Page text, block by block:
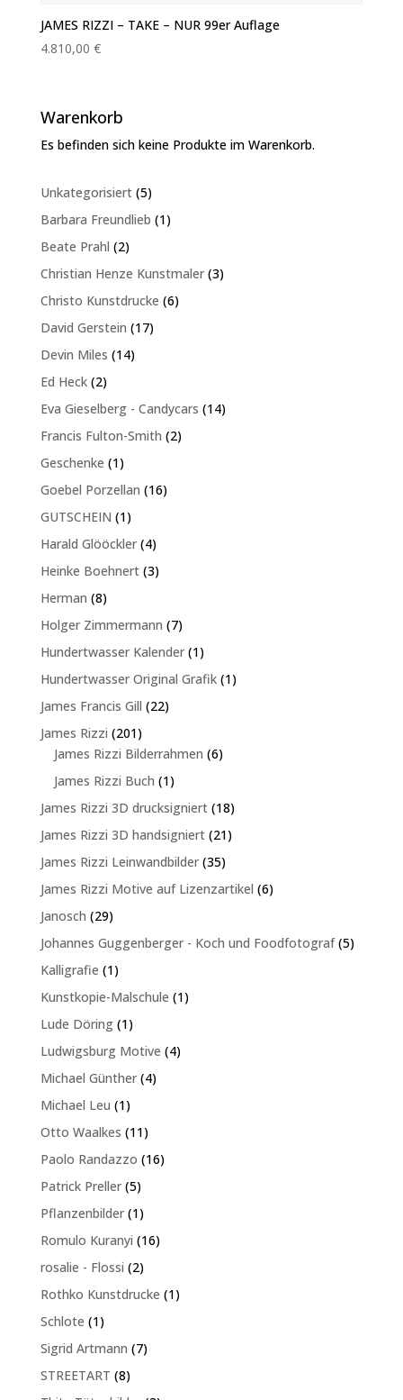
JAMES RIZZI – TAKE – NUR 99er Auflage
4.810,00 €
Warenkorb
Es befinden sich keine Produkte im Warenkorb.
Unkategorisiert 55
Produkte
Barbara Freundlieb 11
Beate Prahl 22
Produkte
Christian Henze Kunstmaler 33
Christo Kunstdrucke 66
David Gerstein 1717
Devin Miles 1414
Ed Heck 22
Produkte
Eva Gieselberg - Candycars 1414
Francis Fulton-Smith 22
Geschenke 11
Produkt
Goebel Porzellan 1616
GUTSCHEIN 11
Produkt
Harald Glööckler 44
Produkte
Heinke Boehnert 33
Herman 88
Holger Zimmermann 77
Produkte
Hundertwasser Kalender 11
Produkt
Hundertwasser Original Grafik 11
James Francis Gill 2222
James Rizzi 201201
Produkte
James Rizzi Bilderrahmen 66
James Rizzi Buch 11
Produkt
James Rizzi 3D drucksigniert 1818
Produkte
James Rizzi 3D handsigniert 2121
James Rizzi Leinwandbilder 3535
Produkte
James Rizzi Motive auf Lizenzartikel 66
Janosch 2929
Produkte
Johannes Guggenberger - Koch und Foodfotograf 55
Kalligrafie 11
Produkt
Kunstkopie-Malschule 11
Lude Döring 11
Produkt
Ludwigsburg Motive 44
Michael Günther 44
Michael Leu 11
Produkt
Otto Waalkes 1111
Produkte
Paolo Randazzo 1616
Patrick Preller 55
Produkte
Pflanzenbilder 11
Produkt
Romulo Kuranyi 1616
rosalie - Flossi 22
Produkte
Rothko Kunstdrucke 11
Schlote 11
Produkt
Sigrid Artmann 77
STREETART 88
Produkte